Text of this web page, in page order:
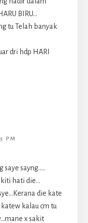
BIRU…
tu Telah banyak
dri hdp HARI
PM
saye sayng…..
hati die…
die kate
kalau cm tu
x sakit